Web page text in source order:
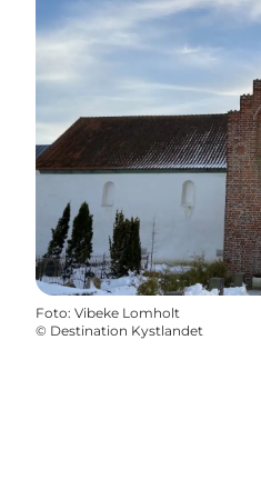
Foto: Vibeke Lomholt
© Destination Kystlandet